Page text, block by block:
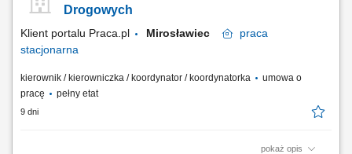
dokumentacji technicznej oraz materiałów do odbiorów robót,
Drogowych
Klient portalu Praca.pl Mirosławiec
praca
stacjonarna
kierownik / kierowniczka / koordynator / koordynatorka
umowa o
pracę
pełny etat
9 dni
pokaż opis